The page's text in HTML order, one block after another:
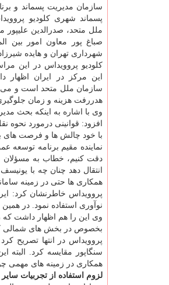
پسماند شهری کلودیو
ملل متحد، صدرالدین علیپور
صباغ پور معاون امور بین
شهرداری تهران و هایده
سازمان ملل متحد است و می
هدررفت هزینه و زمان
وی با اشاره به اینکه بحث
افزود: قوانینی درمورد نحوه
با خود چالش ها و فرصت های
نماینده مقیم برنامه توسعه
انتقال دهد چنان چه با
همکاری ها حتی در زمینه
پروویداس خاطرنشان کرد:
نوآوری استفاده نمود. در
بخصوص در بخش های شمالی
پروویداس در انتها تصریح
سنگاپور مقایسه کرد.
همکاری در زمینه های مهمی
لزوم استفاده از تجربیات